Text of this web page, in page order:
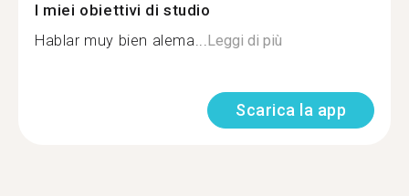
I miei obiettivi di studio
Hablar muy bien alema...Leggi di più
Scarica la app